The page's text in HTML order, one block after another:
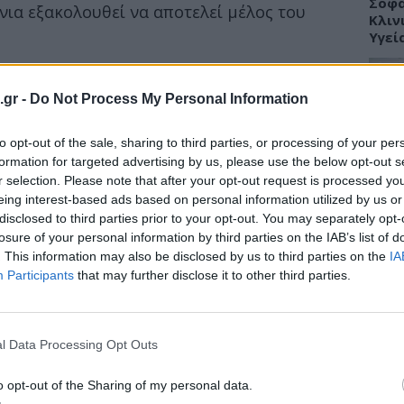
- Do Not Process My Personal Information
opt-out of the sale, sharing to third parties, or processing of your
for targeted advertising by us, please use the below opt-out
selection. Please note that after your opt-out request is processed
interest-based ads based on personal information utilized by us
to third parties prior to your opt-out. You may separately
of your personal information by third parties on the IAB’s list of
This information may also be disclosed by us to third parties on the
Participants that may further disclose it to other third parties.
Data Processing Opt Outs
opt-out of the Sharing of my personal data.
εξακολουθεί να αποτελεί μέλος του
του Ανωτάτου Δικαστηρίου Kathleen
ολοκλήρωσε θεραπεία για τοπικό
ανιχνεύθηκε στα τέλη Ιουλίου. Αμέσως
η δικαστής άρχισε
Καρκίνου Memorial Sloan Kettering,
στον χοληδόχο πόρο. Η δικαστής
Πώς